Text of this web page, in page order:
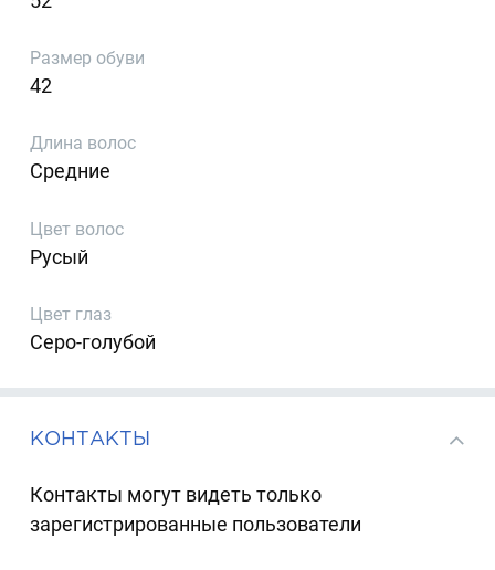
Размер обуви
42
Длина волос
Средние
Цвет волос
Русый
Цвет глаз
Серо-голубой
КОНТАКТЫ
Контакты могут видеть только
зарегистрированные пользователи